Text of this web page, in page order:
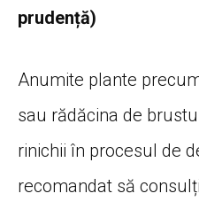
prudență)
Anumite plante
sau rădăcina de
rinichii în procesul de
recomandat să